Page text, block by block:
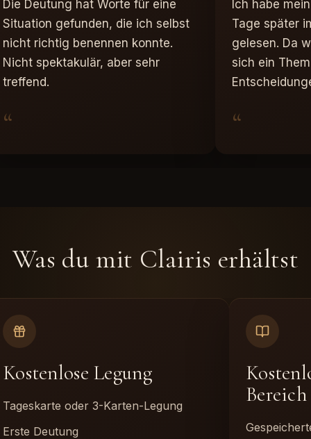
Die Deutung hat Worte für eine
Situation gefunden, die ich selbst
nicht richtig benennen konnte.
Nicht spektakulär, aber sehr
treffend.
“
Ich habe
Tage später
gelesen. Da
sich ein
“
Was du mit Clairis erhältst
Kostenlose Legung
Tageskarte oder 3-Karten-Legung
Erste Deutung
Bereich